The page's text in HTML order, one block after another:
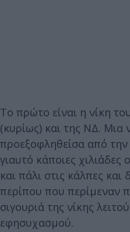
Το πρώτο είναι η νίκη
(κυρίως) και της ΝΔ. Μια
προεξοφληθείσα από την
γιαυτό κάποιες
και πάλι στις κάλπες
περίπου που περίμεναν
σιγουριά της νίκης
εφησυχασμού.